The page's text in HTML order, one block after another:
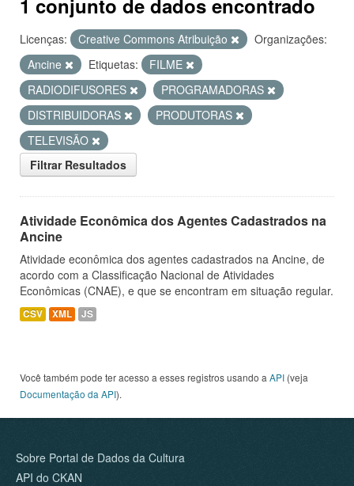
1 conjunto de dados encontrado
Licenças: Creative Commons Atribuição
Organizações:
Ancine
Etiquetas:
FILME
RADIODIFUSORES
PROGRAMADORAS
DISTRIBUIDORAS
PRODUTORAS
TELEVISÃO
Filtrar Resultados
Atividade Econômica dos Agentes Cadastrados na
Ancine
Atividade econômica dos agentes cadastrados na Ancine, de
acordo com a Classificação Nacional de Atividades
Econômicas (CNAE), e que se encontram em situação regular.
CSV XML JS
Você também pode ter acesso a esses registros usando a API (veja
Documentação da API).
Sobre Portal de Dados da Cultura
API do CKAN